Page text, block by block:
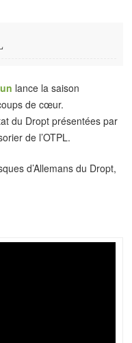
lance la saison
de cœur.
du Dropt présentées par
de l’OTPL.
d’Allemans du Dropt,